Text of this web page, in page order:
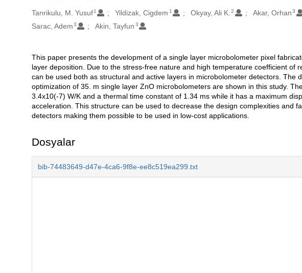
Oluşturanlar
Tanrikulu, M. Yusuf 1 Yildizak, Cigdem 1 Okyay, Ali K. 2 Akar, Orhan 3
Sarac, Adem3 Akin, Tayfun 3
Açıklama
This paper presents the development of a single layer microbolometer pixel
layer deposition. Due to the stress-free nature and high temperature coefficient of
can be used both as structural and active layers in microbolometer detectors. The
optimization of 35. m single layer ZnO microbolometers are shown in this study.
3.4x10(-7) W/K and a thermal time constant of 1.34 ms while it has a maximum
acceleration. This structure can be used to decrease the design complexities and
detectors making them possible to be used in low-cost applications.
Dosyalar
bib-74483649-d47e-4ca6-9f8e-ee8c519ea299.txt